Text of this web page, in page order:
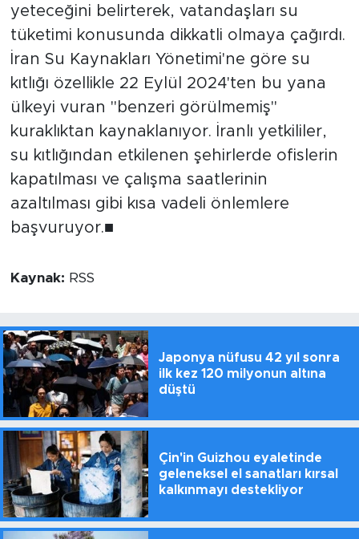
yeteceğini belirterek, vatandaşları su
tüketimi konusunda dikkatli olmaya çağırdı.
İran Su Kaynakları Yönetimi'ne göre su
kıtlığı özellikle 22 Eylül 2024'ten bu yana
ülkeyi vuran "benzeri görülmemiş"
kuraklıktan kaynaklanıyor. İranlı yetkililer,
su kıtlığından etkilenen şehirlerde ofislerin
kapatılması ve çalışma saatlerinin
azaltılması gibi kısa vadeli önlemlere
başvuruyor.■
Kaynak: RSS
Japonya nüfusu 42 yıl sonra
ilk kez 120 milyonun altına
düştü
Çin'in Guizhou eyaletinde
geleneksel el sanatları kırsal
kalkınmayı destekliyor